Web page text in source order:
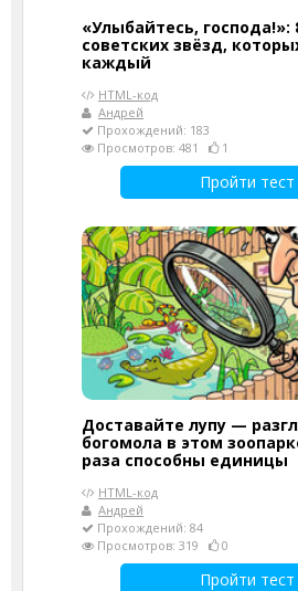
«Улыбайтесь,
советских звёзд,
каждый
HTML-код
Андрей
Прохождений: 183
Просмотров: 481
1
Пройти тест
Доставайте лупу —
богомола в этом
раза способны единицы
HTML-код
Андрей
Прохождений: 84
Просмотров: 319
0
Пройти тест